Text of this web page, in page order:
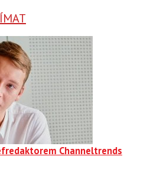
Channeltrends